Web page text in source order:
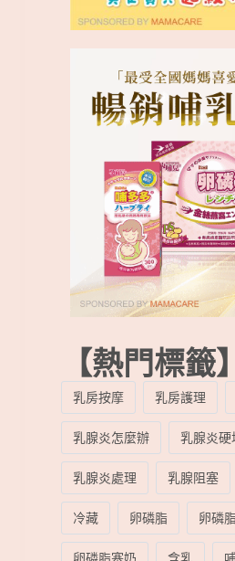
【熱門標籤】
乳房按摩 乳房護理
乳腺炎怎麼辦
乳腺炎
乳腺炎處理
乳腺阻塞
冷藏
卵磷脂
卵磷